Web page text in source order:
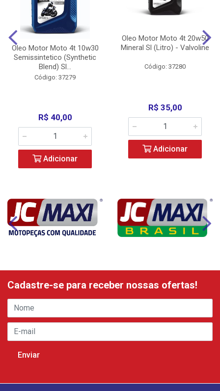
Oleo Motor Moto 4t 10w30
Semissintetico (Synthetic
Blend) Sl...
Código: 37279
R$ 40,00
Adicionar
Oleo Motor Moto 4t 20w50
Mineral Sl (Litro) - Valvoline
Código: 37280
R$ 35,00
Adicionar
Cadastre-se para receber nossas ofertas!